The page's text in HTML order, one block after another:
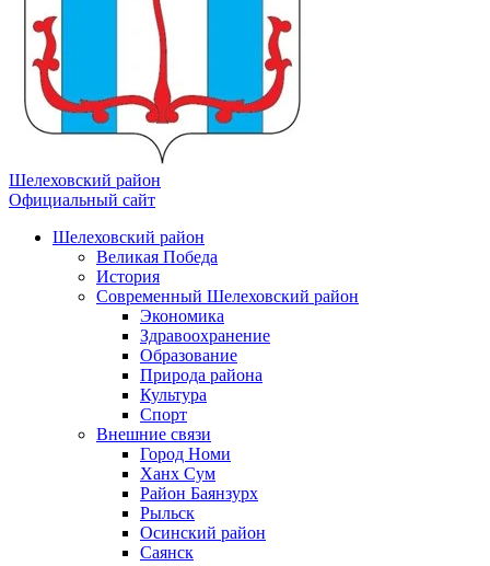
Шелеховский район
Официальный сайт
Шелеховский район
Великая Победа
История
Современный Шелеховский район
Экономика
Здравоохранение
Образование
Природа района
Культура
Спорт
Внешние связи
Город Номи
Ханх Сум
Район Баянзурх
Рыльск
Осинский район
Саянск